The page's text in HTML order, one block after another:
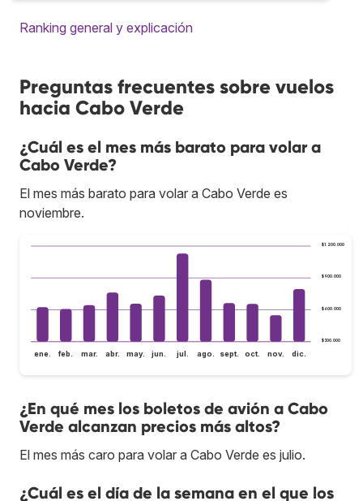
Ranking general y explicación
Preguntas frecuentes sobre vuelos
hacia Cabo Verde
¿Cuál es el mes más barato para volar a
Cabo Verde?
El mes más barato para volar a Cabo Verde es
noviembre.
$300.000
$600.000
$900.000
$1.200.000
ene. feb. mar. abr. may. jun. jul. ago. sept. oct. nov. dic.
¿En qué mes los boletos de avión a Cabo
Verde alcanzan precios más altos?
El mes más caro para volar a Cabo Verde es julio.
¿Cuál es el día de la semana en el que los